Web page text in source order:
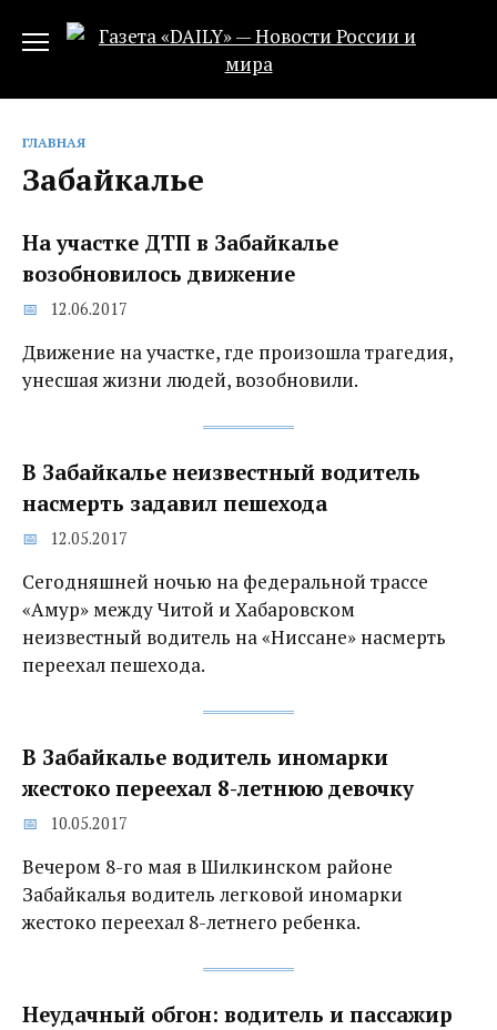
ГЛАВНАЯ
Забайкалье
На участке ДТП в Забайкалье
возобновилось движение
12.06.2017
Движение на участке, где произошла трагедия,
унесшая жизни людей, возобновили.
В Забайкалье неизвестный водитель
насмерть задавил пешехода
12.05.2017
Сегодняшней ночью на федеральной трассе
«Амур» между Читой и Хабаровском
неизвестный водитель на «Ниссане» насмерть
переехал пешехода.
В Забайкалье водитель иномарки
жестоко переехал 8-летнюю девочку
10.05.2017
Вечером 8-го мая в Шилкинском районе
Забайкалья водитель легковой иномарки
жестоко переехал 8-летнего ребенка.
Неудачный обгон: водитель и пассажир